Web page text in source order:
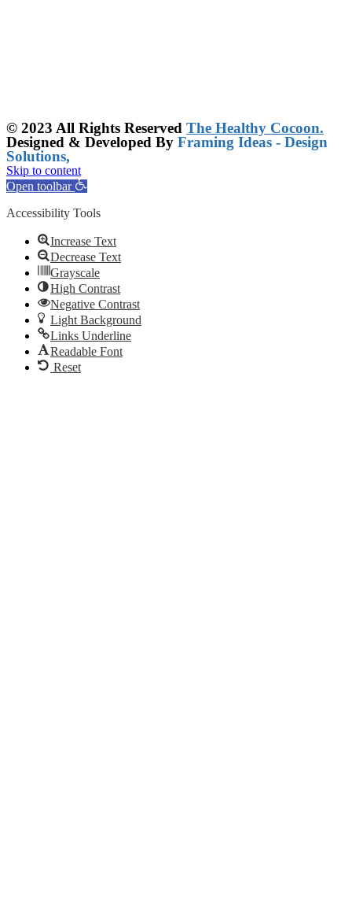
© 2023 All Rights Reserved The Healthy Cocoon.
Designed & Developed By Framing Ideas - Design
Solutions,
Skip to content
Open toolbar
Accessibility Tools
Increase Text
Decrease Text
Grayscale
High Contrast
Negative Contrast
Light Background
Links Underline
Readable Font
Reset